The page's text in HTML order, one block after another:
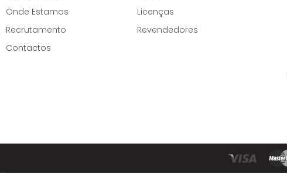
Onde Estamos
Recrutamento
Contactos
Licenças
Revendedores